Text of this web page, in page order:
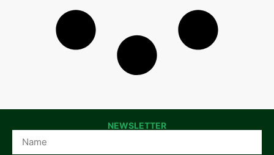
NEWSLETTER